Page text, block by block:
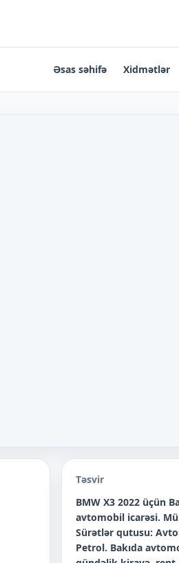
Əsas səhifə Xidmətlər
Təsvir
BMW X3 2022 üçün
avtomobil icarəsi.
Sürətlər qutusu:
Petrol. Bakıda